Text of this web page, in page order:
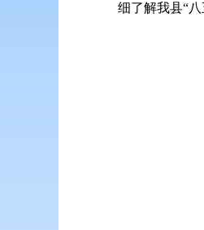
细了解我县“